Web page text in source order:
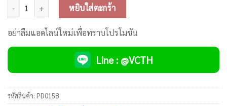
จำนวน Voopoo Drag X Pro Pod Kit ชิ้น
หยิบใส่ตะกร้า
อย่าลืมแอดไลน์ใหม่เพื่อทราบโปรโมชัน
Line : @VCTH
รหัสสินค้า: PD0158